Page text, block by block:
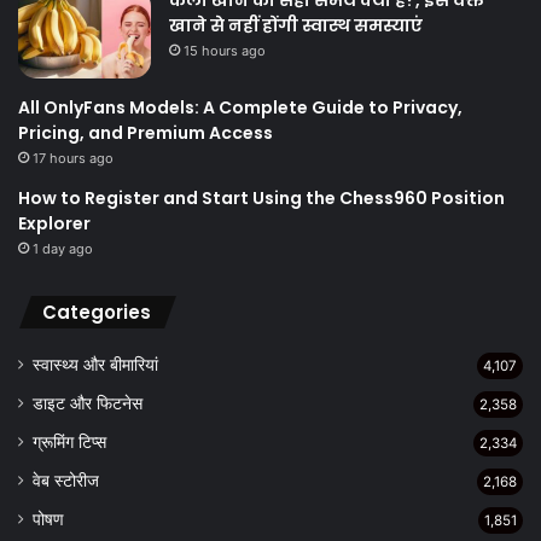
खाने से नहीं होंगी स्वास्थ समस्याएं
15 hours ago
All OnlyFans Models: A Complete Guide to Privacy,
Pricing, and Premium Access
17 hours ago
How to Register and Start Using the Chess960 Position
Explorer
1 day ago
Categories
स्वास्थ्य और बीमारियां 4,107
डाइट और फिटनेस 2,358
ग्रूमिंग टिप्स 2,334
वेब स्टोरीज 2,168
पोषण 1,851